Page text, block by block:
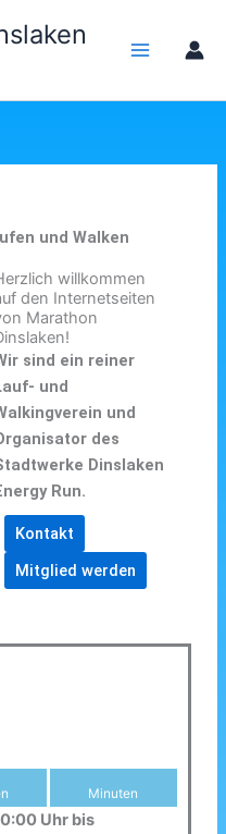
und Walken
willkommen
den Internetseiten
Marathon
sind ein reiner
und
und
des
Dinslaken
Run.
Kontakt
Mitglied werden
Minuten
Uhr bis